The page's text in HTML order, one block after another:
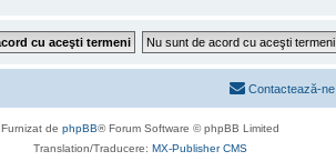
Contactează-ne
Furnizat de phpBB® Forum Software © phpBB Limited
Translation/Traducere: MX-Publisher CMS